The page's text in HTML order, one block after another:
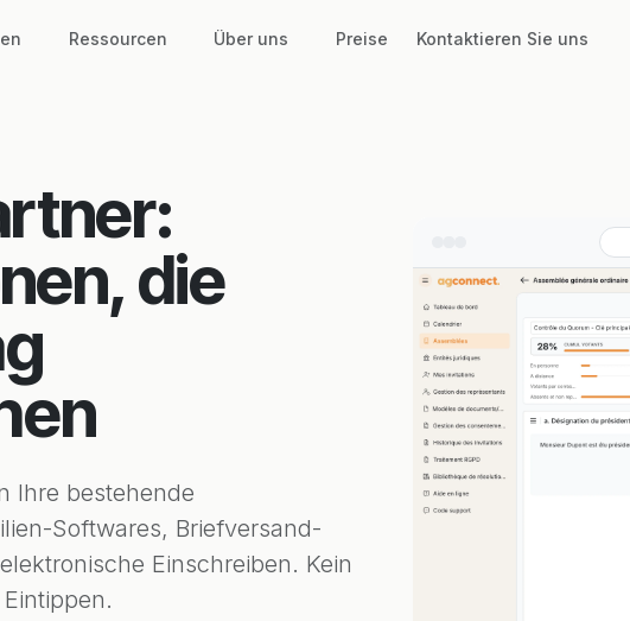
Ressourcen Über uns Preise Kontaktieren Sie uns
die
Ihre bestehende
Softwares, Briefversand-
Einschreiben. Kein